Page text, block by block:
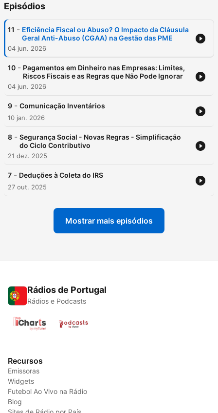
Episódios
11 - Eficiência Fiscal ou Abuso? O Impacto da Cláusula
Geral Anti-Abuso (CGAA) na Gestão das PME
04 jun. 2026
10 - Pagamentos em Dinheiro nas Empresas: Limites,
Riscos Fiscais e as Regras que Não Pode Ignorar
04 jun. 2026
9 - Comunicação Inventários
10 jan. 2026
8 - Segurança Social - Novas Regras - Simplificação
do Ciclo Contributivo
21 dez. 2025
7 - Deduções à Coleta do IRS
27 out. 2025
Mostrar mais episódios
Rádios de Portugal
Rádios e Podcasts
Recursos
Emissoras
Widgets
Futebol Ao Vivo na Rádio
Blog